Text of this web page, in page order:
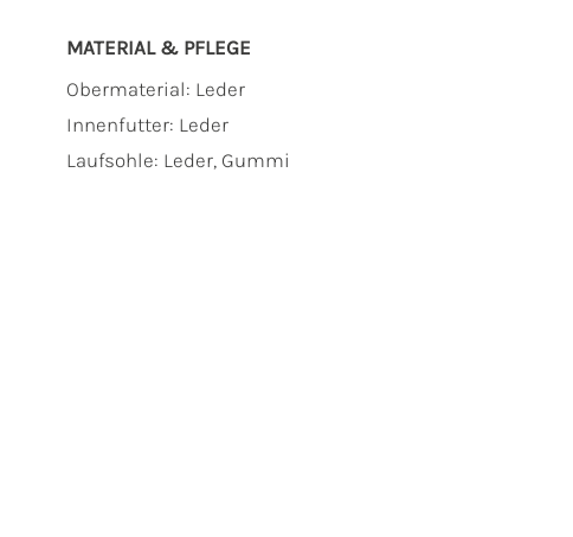
MATERIAL & PFLEGE
Obermaterial: Leder
Innenfutter: Leder
Laufsohle: Leder, Gummi